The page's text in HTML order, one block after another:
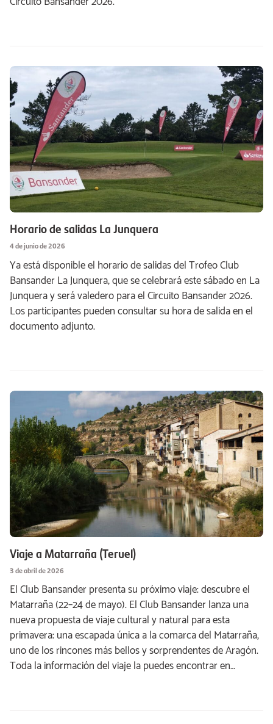
Horario de salidas La Junquera
4 de junio de 2026
Ya está disponible el horario de salidas del Trofeo Club
Bansander La Junquera, que se celebrará este sábado en La
Junquera y será valedero para el Circuito Bansander 2026.
Los participantes pueden consultar su hora de salida en el
documento adjunto.
Viaje a Matarraña (Teruel)
3 de abril de 2026
El Club Bansander presenta su próximo viaje: descubre el
Matarraña (22–24 de mayo). El Club Bansander lanza una
nueva propuesta de viaje cultural y natural para esta
primavera: una escapada única a la comarca del Matarraña,
uno de los rincones más bellos y sorprendentes de Aragón.
Toda la información del viaje la puedes encontrar en…